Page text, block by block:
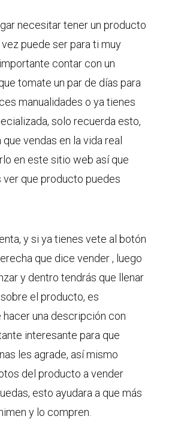
necesitar tener un producto
puede ser para ti muy
contar con un
tomate un par de días para
manualidades o ya tienes
solo recuerda esto,
vendas en la vida real
en este sitio web así que
que producto puedes
y si ya tienes vete al botón
que dice vender , luego
y dentro tendrás que llenar
el producto, es
una descripción con
interesante para que
les agrade, así mismo
del producto a vender
esto ayudara a que más
y lo compren.